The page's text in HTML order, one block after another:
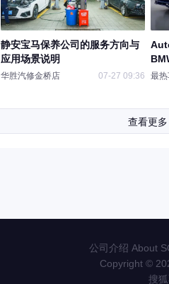
静安宝马保养公司的服务方向与
应用场景说明
华胜汽修金桥店 07-27 09:36
月
最热
查看更多
公司介绍 About
Copyright ©
搜